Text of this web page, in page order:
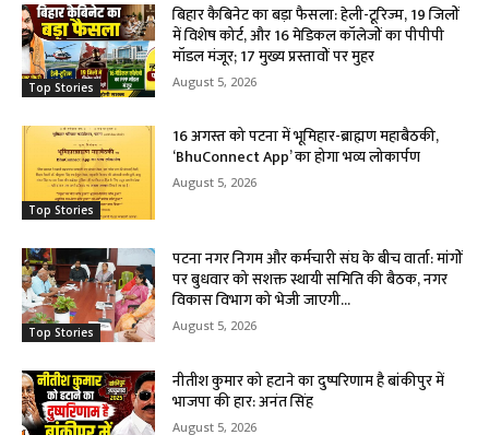
Top Stories
बिहार कैबिनेट का बड़ा फैसला: हेली-टूरिज्म, 19 जिलों
में विशेष कोर्ट, और 16 मेडिकल कॉलेजों का पीपीपी
मॉडल मंजूर; 17 मुख्य प्रस्तावों पर मुहर
August 5, 2026
Top Stories
16 अगस्त को पटना में भूमिहार-ब्राह्मण महाबैठकी,
‘BhuConnect App’ का होगा भव्य लोकार्पण
August 5, 2026
Top Stories
पटना नगर निगम और कर्मचारी संघ के बीच वार्ता: मांगों
पर बुधवार को सशक्त स्थायी समिति की बैठक, नगर
विकास विभाग को भेजी जाएगी...
August 5, 2026
नीतीश कुमार को हटाने का दुष्परिणाम है बांकीपुर में
भाजपा की हार: अनंत सिंह
August 5, 2026